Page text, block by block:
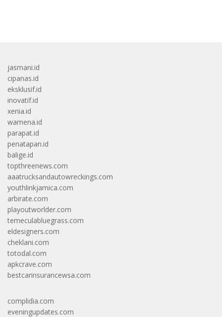
jasmani.id
cipanas.id
eksklusif.id
inovatif.id
xenia.id
wamena.id
parapat.id
penatapan.id
balige.id
topthreenews.com
aaatrucksandautowreckings.com
youthlinkjamica.com
arbirate.com
playoutworlder.com
temeculabluegrass.com
eldesigners.com
cheklani.com
totodal.com
apkcrave.com
bestcarinsurancewsa.com
complidia.com
eveningupdates.com